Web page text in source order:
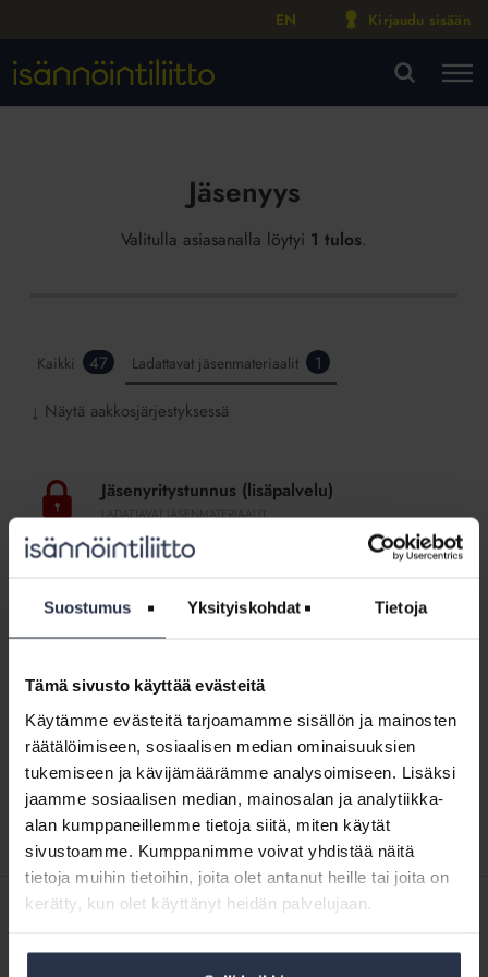
Suostumus Yksityiskohdat Tietoja
Tämä sivusto käyttää evästeitä
Käytämme evästeitä tarjoamamme sisällön ja mainosten
räätälöimiseen, sosiaalisen median ominaisuuksien
tukemiseen ja kävijämäärämme analysoimiseen. Lisäksi
jaamme sosiaalisen median, mainosalan ja analytiikka-
alan kumppaneillemme tietoja siitä, miten käytät
sivustoamme. Kumppanimme voivat yhdistää näitä
tietoja muihin tietoihin, joita olet antanut heille tai joita on
kerätty, kun olet käyttänyt heidän palvelujaan.
EN Kirjaudu sisään
Jäsenyys
Valitulla asiasanalla löytyi 1 tulos.
Kaikki 47 Ladattavat jäsenmateriaalit 1
↓ Näytä aakkosjärjestyksessä
(lisäpalvelu)
Jäsenyritystunnus (lisäpalvelu)
LADATTAVAT JÄSENMATERIAALIT
Jäsenyritystunnusta saavat käyttää kaikki Isännöintiliiton
jäsenyritykset. Yritysjäsenlogo verkkosivuilla näyttää, että
Jäsenyritystunnus tulostusversio (jpg) sininen
Jäsenyritystunnus tulostusversio (jpg) keltainen
Jäsenyritystunnus painoversio vektorigrafiikkana (pdf)
sininen
Jäsenyritystunnus painoversio vektorigrafiikkana (pdf)
keltainen
SISÄLTÖJÄ ISÄNNÖINTILIITON MEDIOISTA
26.2.2019 Kotitalolehti.fi